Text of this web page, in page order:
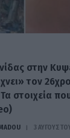
στην
τον
στοιχεία
3